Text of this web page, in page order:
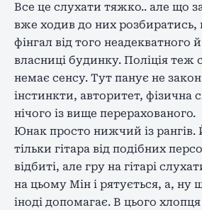
Все це слухати тяжко.. але що
вже ходив до них
фінгал від того неадекватного
власниці будинку. Поліція теж
немає сенсу. Тут панує не
інстинкти, авторитет, фізична
нічого із вище перерахованого.
Юнак просто нижчий із рангів.
тільки гітара від подібних
відбиті, але гру на гітарі
на цьому Мін і рятується, а, ну
іноді допомагає. В цього